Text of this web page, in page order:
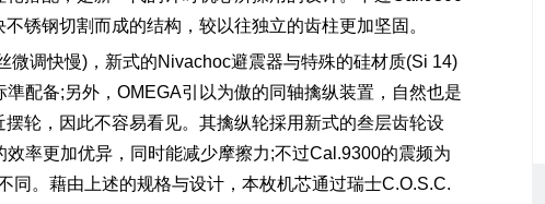
锈钢切割而成的结构，较以往独立的齿柱更加坚固。
调快慢)，新式的Nivachoc避震器与特殊的硅材质(Si 14)
配备;另外，OMEGA引以为傲的同轴擒纵装置，自然也是
轮，因此不容易看见。其擒纵轮採用新式的叁层齿轮设
率更加优异，同时能减少摩擦力;不过Cal.9300的震频为
。藉由上述的规格与设计，本枚机芯通过瑞士C.O.S.C.